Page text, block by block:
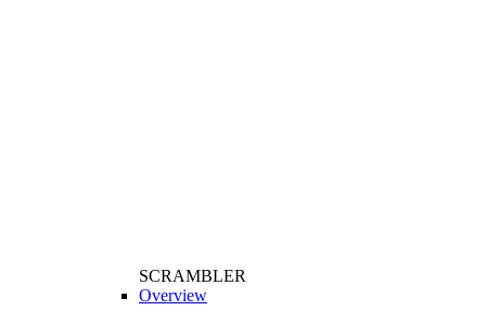
SCRAMBLER
Overview